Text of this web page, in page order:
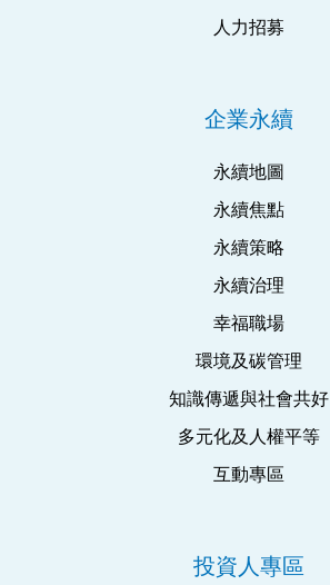
人力招募
企業永續
永續地圖
永續焦點
永續策略
永續治理
幸福職場
環境及碳管理
知識傳遞與社會共好
多元化及人權平等
互動專區
投資人專區